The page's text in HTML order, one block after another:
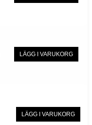
LÄGG I VARUKORG
LÄGG I VARUKORG